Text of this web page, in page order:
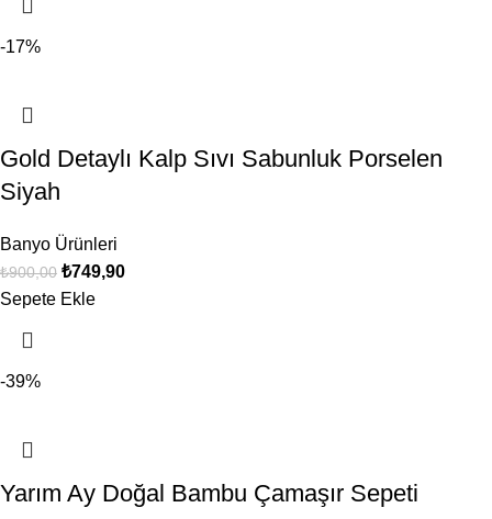
-17%
Gold Detaylı Kalp Sıvı Sabunluk Porselen
Siyah
Banyo Ürünleri
₺900,00 ₺749,90
Sepete Ekle
-39%
Yarım Ay Doğal Bambu Çamaşır Sepeti